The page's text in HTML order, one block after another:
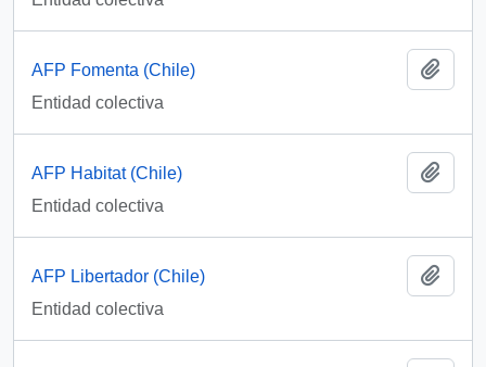
AFP Fomenta (Chile)
Entidad colectiva
AFP Habitat (Chile)
Entidad colectiva
AFP Libertador (Chile)
Entidad colectiva